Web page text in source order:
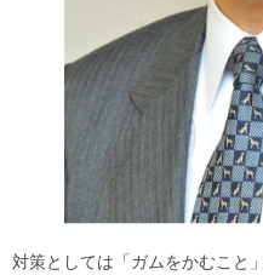
対策としては「ガムをかむこと